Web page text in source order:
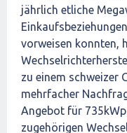
jährlich etliche
vorweisen konnten,
zu einem schweizer
mehrfacher
Angebot für
zugehörigen